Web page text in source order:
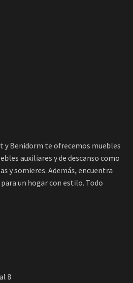
y Benidorm te ofrecemos muebles
auxiliares y de descanso como
y somieres. Además, encuentra
un hogar con estilo. Todo
8